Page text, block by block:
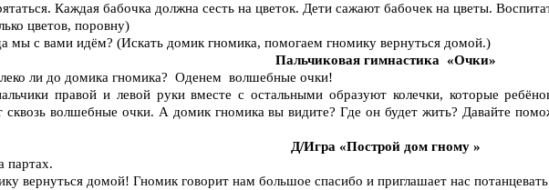
Каждая бабочка должна сесть на цветок. Дети сажают бабочек на цветы.
цветов, поровну)
мы с вами идём? (Искать домик гномика, помогаем гномику вернуться домой.)
Пальчиковая гимнастика «Очки»
ли до домика гномика? Оденем волшебные очки!
правой и левой руки вместе с остальными образуют колечки, которые
сквозь волшебные очки. А домик гномика вы видите? Где он будет жить? Давайте
Д/Игра «Построй дом гному »
партах.
вернуться домой! Гномик говорит нам большое спасибо и приглашает нас